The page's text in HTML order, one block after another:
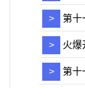
> 第十
市场迎来
> 火爆
次降至12万
> 第十